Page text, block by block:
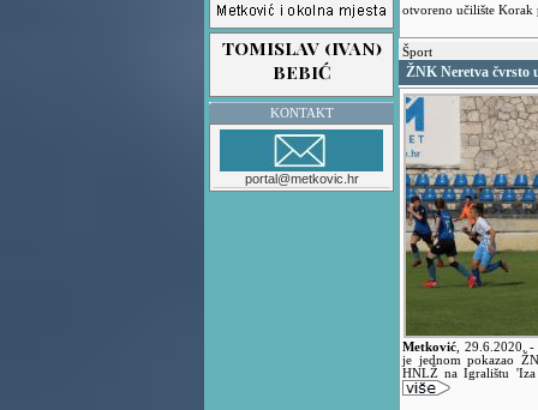
KONTAKT
portal@metkovic.hr
otvoreno učilište
Šport
ŽNK Neretva čvrsto
Metković 29.6.2020.-
je jednom pokazao
HNLŽ na Igralištu